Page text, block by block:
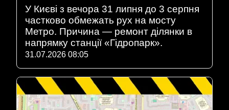
У Києві з вечора 31 липня до 3 серпня
частково обмежать рух на мосту
Метро. Причина — ремонт ділянки в
напрямку станції «Гідропарк».
31.07.2026 08:05